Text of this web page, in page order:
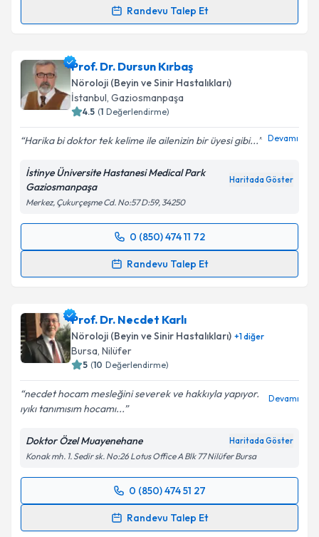
Randevu Talep Et
takvim hazırlandığında e-posta ile bilgilendireceğiz.
E-posta Adresiniz
Metni'ni okudum ve kişisel verilerimin belirtilen
kapsamda işlenmesini kabul ediyorum.
Takvim Talebini Gönder
Prof. Dr. Dursun Kırbaş
Nöroloji (Beyin ve Sinir Hastalıkları)
İstanbul, Gaziosmanpaşa
4.5 (1 Değerlendirme)
Harika bi doktor tek kelime ile ailenizin bir üyesi gibi... Devamı
İstinye Üniversite Hastanesi Medical Park
Gaziosmanpaşa
Haritada Göster
Merkez, Çukurçeşme Cd. No:57 D:59, 34250
0 (850) 474 11 72
Randevu Talep Et
Randevu Takvimi Talebi
takvim hazırlandığında e-posta ile bilgilendireceğiz.
E-posta Adresiniz
kapsamda işlenmesini kabul ediyorum.
Takvim Talebini Gönder
Prof. Dr. Necdet Karlı
Nöroloji (Beyin ve Sinir Hastalıkları) +1diğer
Bursa, Nilüfer
5 (10 Değerlendirme)
necdet hocam mesleğini severek ve hakkıyla yapıyor.
ıyıkı tanımısım hocamı...
Devamı
Doktor Özel Muayenehane Haritada Göster
Konak mh. 1. Sedir sk. No:26 Lotus Office A Blk 77 Nilüfer Bursa
0 (850) 474 51 27
Randevu Talep Et
Randevu Takvimi Talebi